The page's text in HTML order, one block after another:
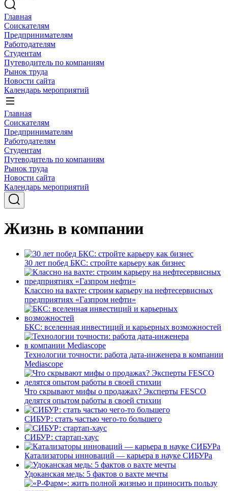
Главная
Соискателям
Предпринимателям
Работодателям
Студентам
Путеводитель по компаниям
Рынок труда
Новости сайта
Календарь мероприятий
Главная
Соискателям
Предпринимателям
Работодателям
Студентам
Путеводитель по компаниям
Рынок труда
Новости сайта
Календарь мероприятий
Жизнь в компании
30 лет побед БКС: стройте карьеру как бизнес
Классно на вахте: строим карьеру на нефтесервисных
предприятиях «Газпром нефти»
БКС: вселенная инвестиций и карьерных возможностей
Технологии точности: работа дата-инженера в компании
Mediascope
Что скрывают мифы о продажах? Эксперты FESCO
делятся опытом работы в своей стихии
СИБУР: стать частью чего-то большего
СИБУР: стартап-хаус
Катализаторы инноваций — карьера в науке СИБУРа
Удоканская медь: 5 фактов о вахте мечты